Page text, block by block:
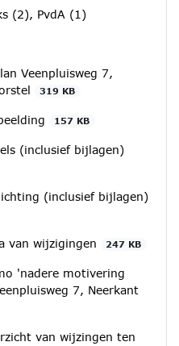
(2), PvdA (1)
Veenpluisweg 7,
319 KB
157 KB
(inclusief bijlagen)
(inclusief bijlagen)
van wijzigingen 247 KB
'nadere motivering
7, Neerkant
van wijzingen ten